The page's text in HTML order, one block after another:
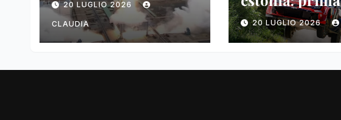
20 LUGLIO 2026
CLAUDIA vittoria wrc
20 LUGLIO 2026